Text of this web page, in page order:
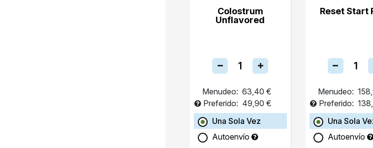
Colostrum
Unflavored
Menudeo: 63,40 €
Preferido: 49,90 €
Una Sola Vez
Autoenvío
Reset Start
Menudeo:
Preferido:
Una Sola
Autoenvío